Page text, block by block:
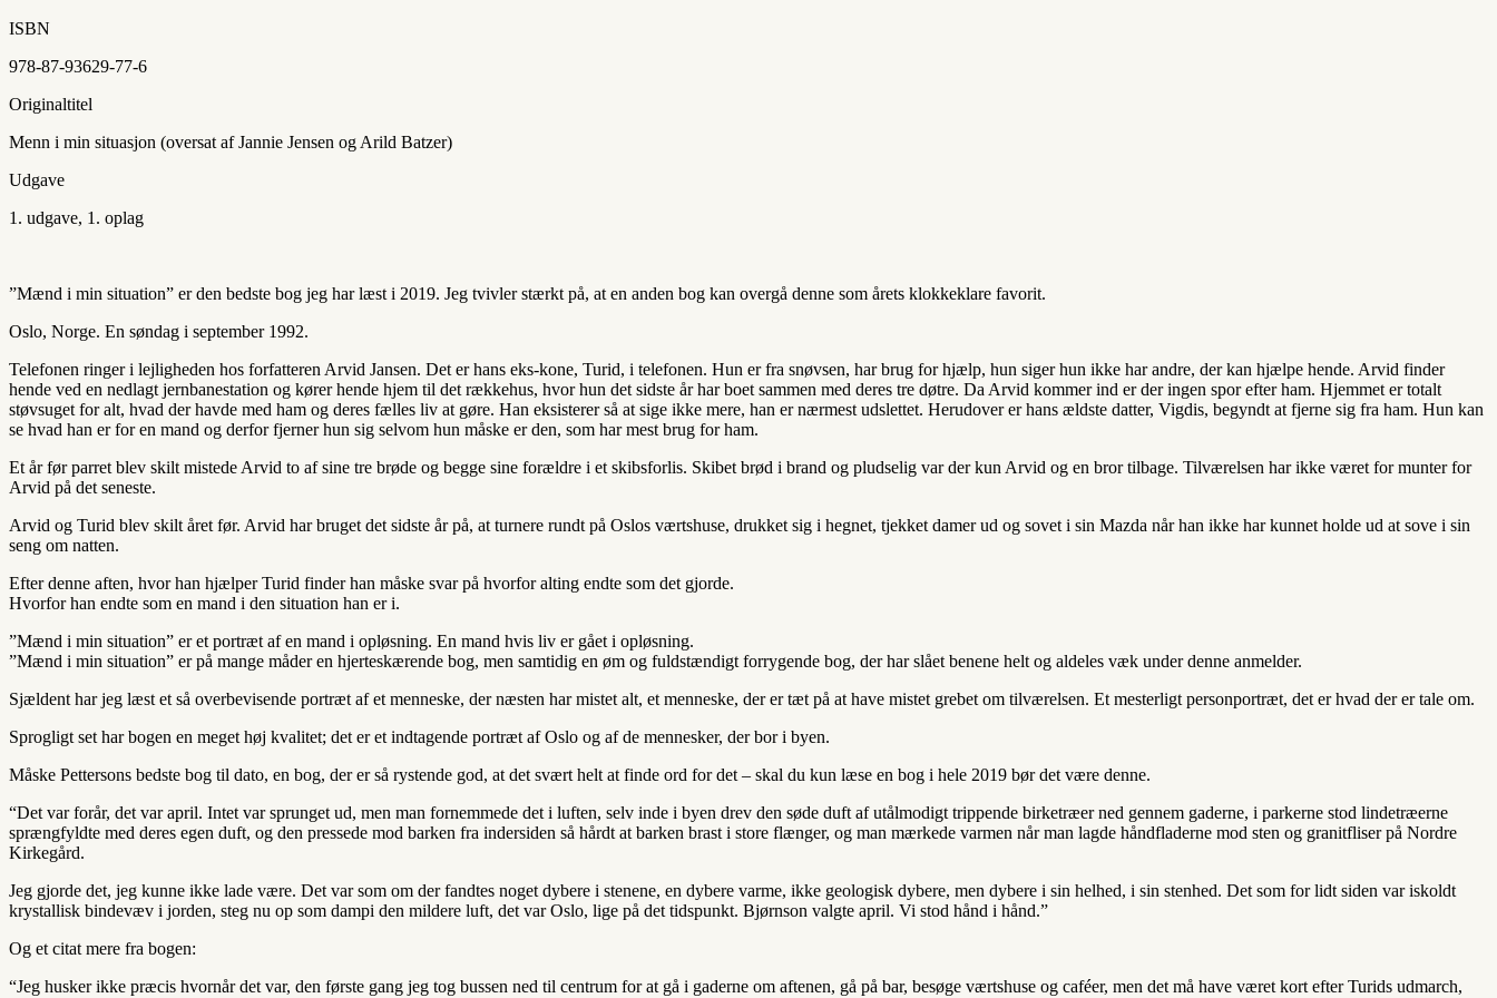
ISBN
978-87-93629-77-6
Originaltitel
Menn i min situasjon (oversat af Jannie Jensen og Arild Batzer)
Udgave
1. udgave, 1. oplag
”Mænd i min situation” er den bedste bog jeg har læst i 2019. Jeg tvivler stærkt på, at en anden bog kan overgå denne som årets klokkeklare favorit.
Oslo, Norge. En søndag i september 1992.
Telefonen ringer i lejligheden hos forfatteren Arvid Jansen. Det er hans eks-kone, Turid, i telefonen. Hun er fra snøvsen, har brug for hjælp, hun siger hun ikke har andre, der kan hjælpe hende. Arvid finder
hende ved en nedlagt jernbanestation og kører hende hjem til det rækkehus, hvor hun det sidste år har boet sammen med deres tre døtre. Da Arvid kommer ind er der ingen spor efter ham. Hjemmet er totalt
støvsuget for alt, hvad der havde med ham og deres fælles liv at gøre. Han eksisterer så at sige ikke mere, han er nærmest udslettet. Herudover er hans ældste datter, Vigdis, begyndt at fjerne sig fra ham. Hun kan
se hvad han er for en mand og derfor fjerner hun sig selvom hun måske er den, som har mest brug for ham.
Et år før parret blev skilt mistede Arvid to af sine tre brøde og begge sine forældre i et skibsforlis. Skibet brød i brand og pludselig var der kun Arvid og en bror tilbage. Tilværelsen har ikke været for munter for
Arvid på det seneste.
Arvid og Turid blev skilt året før. Arvid har bruget det sidste år på, at turnere rundt på Oslos værtshuse, drukket sig i hegnet, tjekket damer ud og sovet i sin Mazda når han ikke har kunnet holde ud at sove i sin
seng om natten.
Efter denne aften, hvor han hjælper Turid finder han måske svar på hvorfor alting endte som det gjorde.
Hvorfor han endte som en mand i den situation han er i.
”Mænd i min situation” er et portræt af en mand i opløsning. En mand hvis liv er gået i opløsning.
”Mænd i min situation” er på mange måder en hjerteskærende bog, men samtidig en øm og fuldstændigt forrygende bog, der har slået benene helt og aldeles væk under denne anmelder.
Sjældent har jeg læst et så overbevisende portræt af et menneske, der næsten har mistet alt, et menneske, der er tæt på at have mistet grebet om tilværelsen. Et mesterligt personportræt, det er hvad der er tale om.
Sprogligt set har bogen en meget høj kvalitet; det er et indtagende portræt af Oslo og af de mennesker, der bor i byen.
Måske Pettersons bedste bog til dato, en bog, der er så rystende god, at det svært helt at finde ord for det – skal du kun læse en bog i hele 2019 bør det være denne.
“Det var forår, det var april. Intet var sprunget ud, men man fornemmede det i luften, selv inde i byen drev den søde duft af utålmodigt trippende birketræer ned gennem gaderne, i parkerne stod lindetræerne
sprængfyldte med deres egen duft, og den pressede mod barken fra indersiden så hårdt at barken brast i store flænger, og man mærkede varmen når man lagde håndfladerne mod sten og granitfliser på Nordre
Kirkegård.
Jeg gjorde det, jeg kunne ikke lade være. Det var som om der fandtes noget dybere i stenene, en dybere varme, ikke geologisk dybere, men dybere i sin helhed, i sin stenhed. Det som for lidt siden var iskoldt
krystallisk bindevæv i jorden, steg nu op som dampi den mildere luft, det var Oslo, lige på det tidspunkt. Bjørnson valgte april. Vi stod hånd i hånd.”
Og et citat mere fra bogen:
“Jeg husker ikke præcis hvornår det var, den første gang jeg tog bussen ned til centrum for at gå i gaderne om aftenen, gå på bar, besøge værtshuse og caféer, men det må have været kort efter Turids udmarch,